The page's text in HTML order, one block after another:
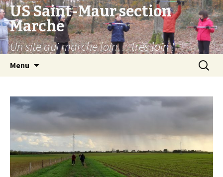
US Saint-Maur section
Marche
Un site qui marche loin… très loin !
Menu